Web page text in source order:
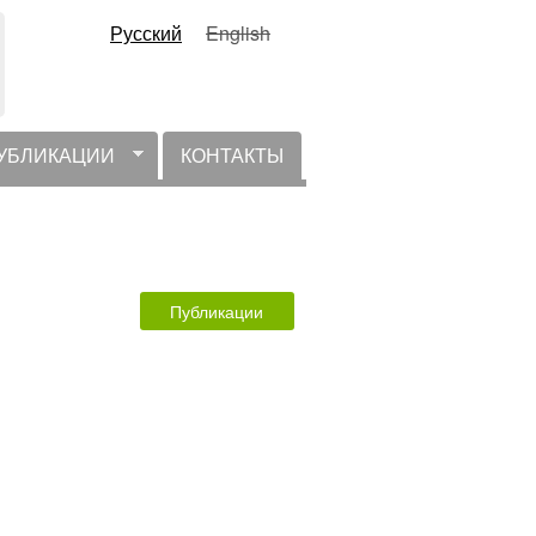
Русский English
КОНТАКТЫ
Публикации